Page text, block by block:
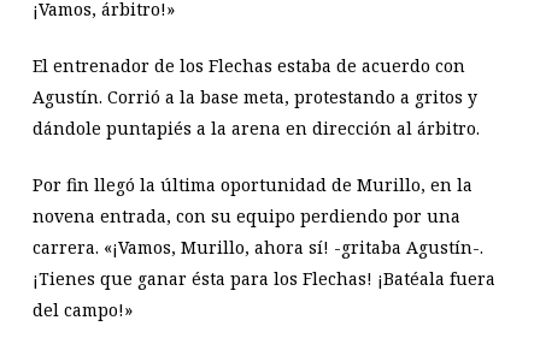
¡Vamos, árbitro!»
El entrenador de los Flechas estaba de acuerdo con
Agustín. Corrió a la base meta, protestando a gritos y
dándole puntapiés a la arena en dirección al árbitro.
Por fin llegó la última oportunidad de Murillo, en la
novena entrada, con su equipo perdiendo por una
carrera. «¡Vamos, Murillo, ahora sí! -gritaba Agustín-.
¡Tienes que ganar ésta para los Flechas! ¡Batéala fuera
del campo!»